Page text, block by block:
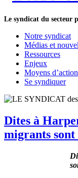
Le syndicat du secteur
Notre syndicat
Médias et
Ressources
Enjeux
Moyens d’action
Se syndiquer
Dites à
migrants sont